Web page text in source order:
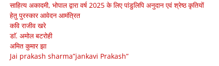
साहित्य अकादमी, भोपाल द्वारा वर्ष 2025 के लिए पांडुलिपि अनुदान एवं श्रेष्ठ कृतियों
हेतु पुरस्कार आवेदन आमंत्रित
कवि राजीव खरे
डाॅ. अमोल बटरोही
अमित कुमार झा
Jai prakash sharma”jankavi Prakash”